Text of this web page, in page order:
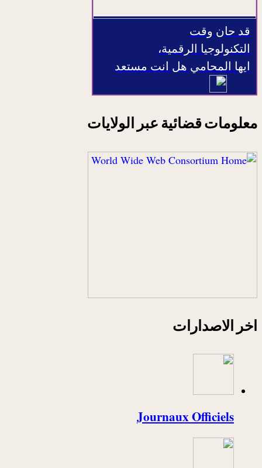
قد حان وقت
التكنولوجيا الرقمية،
ايها المحامي هل انت مستعد
معلومات قضائية عبر الولايات
اخر الاصدارات
Journaux Officiels